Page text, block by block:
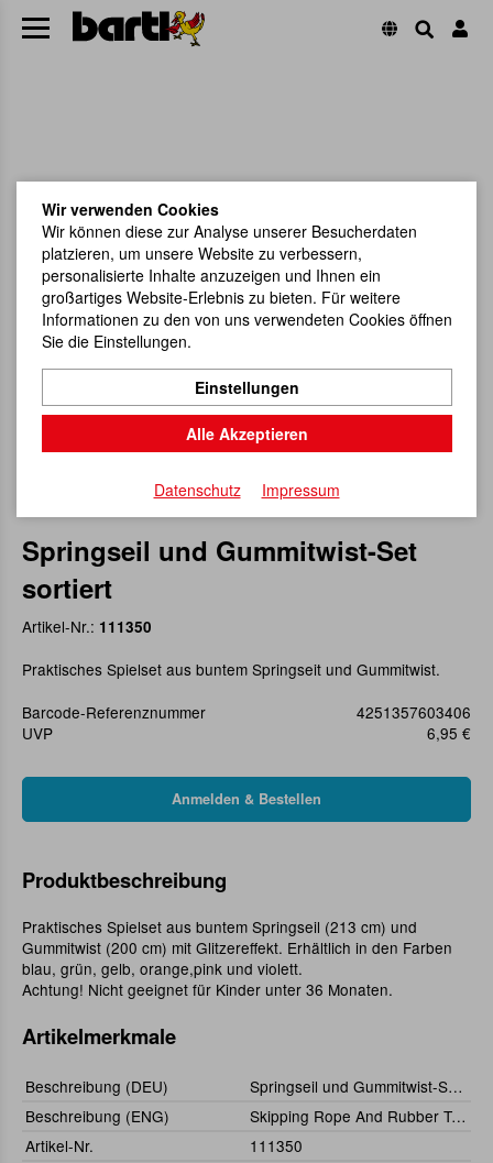
Springseil und Gummitwist-Set
sortiert
Artikel-Nr.: 111350
Praktisches Spielset aus buntem Springseit und Gummitwist.
Barcode-Referenznummer
4251357603406
UVP
6,95 €
Produktbeschreibung
Praktisches Spielset aus buntem Springseil (213 cm) und
Gummitwist (200 cm) mit Glitzereffekt. Erhältlich in den Farben
blau, grün, gelb, orange,pink und violett.
Achtung! Nicht geeignet für Kinder unter 36 Monaten.
Artikelmerkmale
Beschreibung (DEU)
Springseil und Gummitwist-Set sortiert
Beschreibung (ENG)
Skipping Rope And Rubber Twist Set, Assorted Color
Artikel-Nr.
111350
Wir verwenden Cookies
Wir können diese zur Analyse unserer Besucherdaten
platzieren, um unsere Website zu verbessern,
personalisierte Inhalte anzuzeigen und Ihnen ein
großartiges Website-Erlebnis zu bieten. Für weitere
Informationen zu den von uns verwendeten Cookies öffnen
Sie die Einstellungen.
Einstellungen
Alle Akzeptieren
Datenschutz Impressum